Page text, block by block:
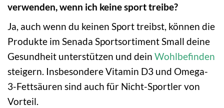
verwenden, wenn ich keine sport treibe?
Ja, auch wenn du keinen Sport treibst, können die
Produkte im Senada Sportsortiment Small deine
Gesundheit unterstützen und dein Wohlbefinden
steigern. Insbesondere Vitamin D3 und Omega-
3-Fettsäuren sind auch für Nicht-Sportler von
Vorteil.